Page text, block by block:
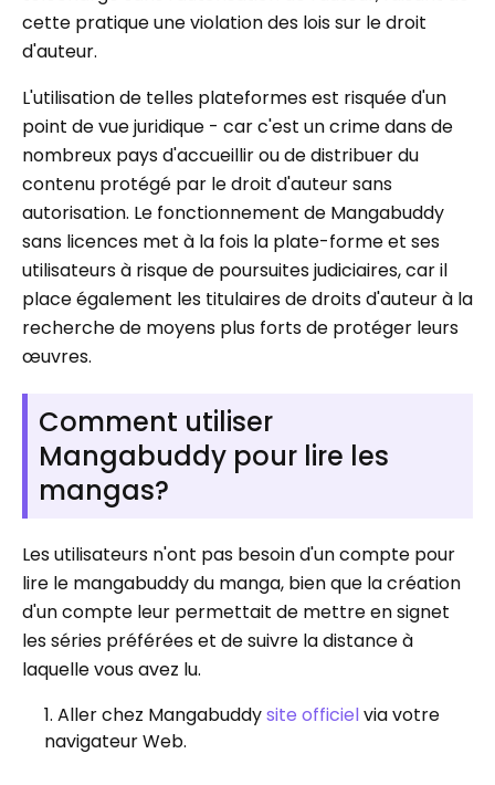
cette pratique une violation des lois sur le droit
d'auteur.
L'utilisation de telles plateformes est risquée d'un
point de vue juridique - car c'est un crime dans de
nombreux pays d'accueillir ou de distribuer du
contenu protégé par le droit d'auteur sans
autorisation. Le fonctionnement de Mangabuddy
sans licences met à la fois la plate-forme et ses
utilisateurs à risque de poursuites judiciaires, car il
place également les titulaires de droits d'auteur à la
recherche de moyens plus forts de protéger leurs
œuvres.
Comment utiliser
Mangabuddy pour lire les
mangas?
Les utilisateurs n'ont pas besoin d'un compte pour
lire le mangabuddy du manga, bien que la création
d'un compte leur permettait de mettre en signet
les séries préférées et de suivre la distance à
laquelle vous avez lu.
Aller chez Mangabuddysite officielvia votre
navigateur Web.